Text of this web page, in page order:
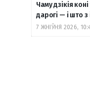
Чаму дзікія
дарогі — і што з
7 ЖНІЎНЯ 2026,